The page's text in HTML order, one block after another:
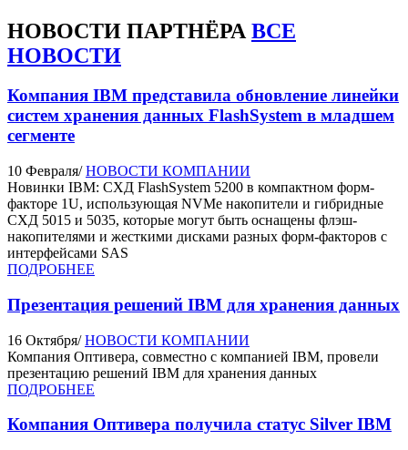
НОВОСТИ ПАРТНЁРА ВСЕ
НОВОСТИ
Компания IBM представила обновление линейки
систем хранения данных FlashSystem в младшем
сегменте
10 Февраля/ НОВОСТИ КОМПАНИИ
Новинки IBM: СХД FlashSystem 5200 в компактном форм-
факторе 1U, использующая NVMe накопители и гибридные
СХД 5015 и 5035, которые могут быть оснащены флэш-
накопителями и жесткими дисками разных форм-факторов с
интерфейсами SAS
ПОДРОБНЕЕ
Презентация решений IBM для хранения данных
16 Октября/ НОВОСТИ КОМПАНИИ
Компания Оптивера, совместно с компанией IBM, провели
презентацию решений IBM для хранения данных
ПОДРОБНЕЕ
Компания Оптивера получила статус Silver IBM